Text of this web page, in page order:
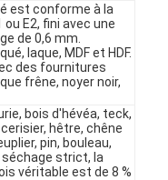
est conforme à la
E2, fini avec une
de 0,6 mm.
laque, MDF et HDF.
des fournitures
frêne, noyer noir,
bois d'hévéa, teck,
hêtre, chêne
pin, bouleau,
strict, la
véritable est de 8 %